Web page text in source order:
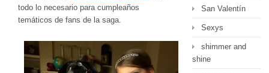
todo lo necesario para cumpleaños
temáticos de fans de la saga.
San Valentín
Sexys
shimmer and
shine